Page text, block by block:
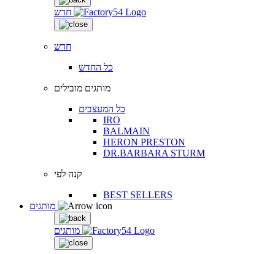
חדש
חדש
כל החדש
מותגים מובילים
כל המעצבים
IRO
BALMAIN
HERON PRESTON
DR.BARBARA STURM
קנה לפי
BEST SELLERS
מותגים